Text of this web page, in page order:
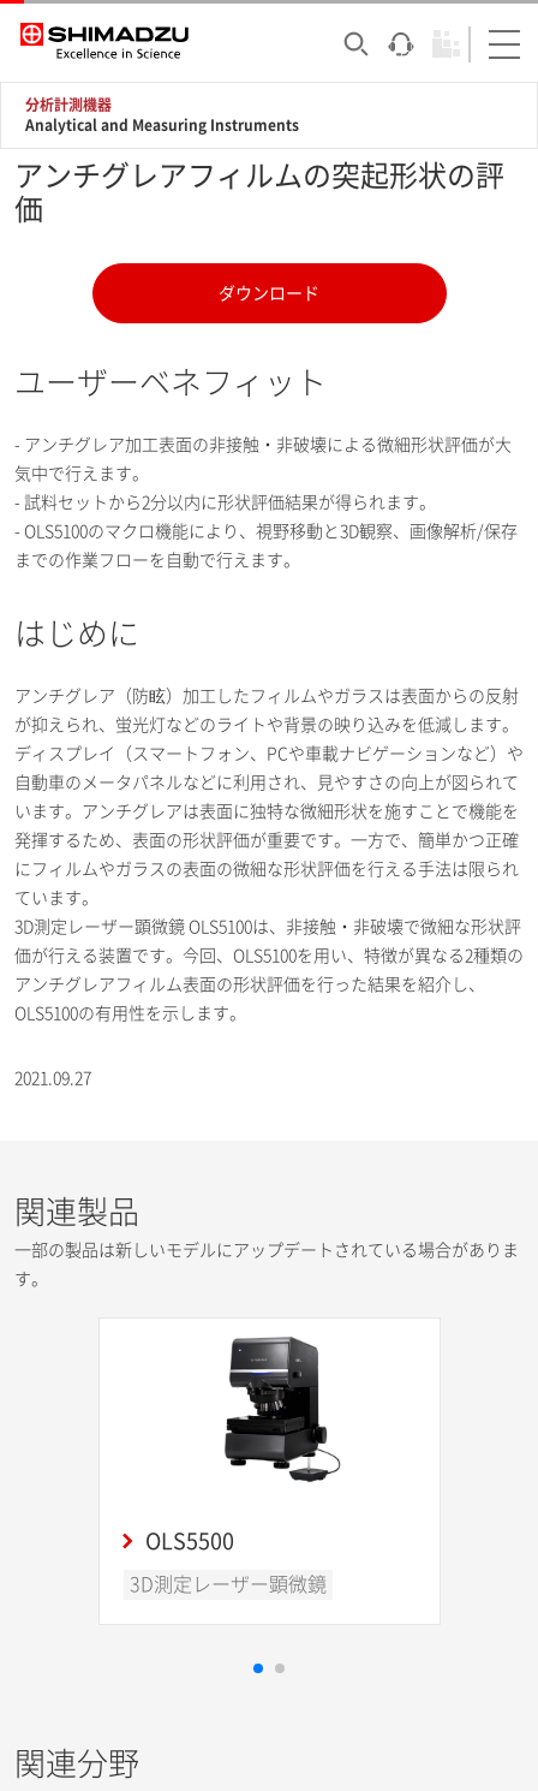
分析計測機器
Analytical and Measuring Instruments
アンチグレアフィルムの突起形状の評
価
ダウンロード
ユーザーベネフィット
- アンチグレア加工表面の非接触・非破壊による微細形状評価が大
気中で行えます。
- 試料セットから2分以内に形状評価結果が得られます。
- OLS5100のマクロ機能により、視野移動と3D観察、画像解析/保存
までの作業フローを自動で行えます。
はじめに
アンチグレア（防眩）加工したフィルムやガラスは表面からの反射
が抑えられ、蛍光灯などのライトや背景の映り込みを低減します。
ディスプレイ（スマートフォン、PCや車載ナビゲーションなど）や
自動車のメータパネルなどに利用され、見やすさの向上が図られて
います。アンチグレアは表面に独特な微細形状を施すことで機能を
発揮するため、表面の形状評価が重要です。一方で、簡単かつ正確
にフィルムやガラスの表面の微細な形状評価を行える手法は限られ
ています。
3D測定レーザー顕微鏡 OLS5100は、非接触・非破壊で微細な形状評
価が行える装置です。今回、OLS5100を用い、特徴が異なる2種類の
アンチグレアフィルム表面の形状評価を行った結果を紹介し、
OLS5100の有用性を示します。
2021.09.27
関連製品
一部の製品は新しいモデルにアップデートされている場合がありま
す。
OLS5500
3D測定レーザー顕微鏡
関連分野